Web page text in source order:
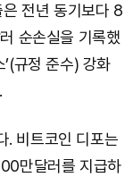
전년 동기보다 8
순손실을 기록했
규정 준수) 강화
. 비트코인 디포는
만달러를 지급하